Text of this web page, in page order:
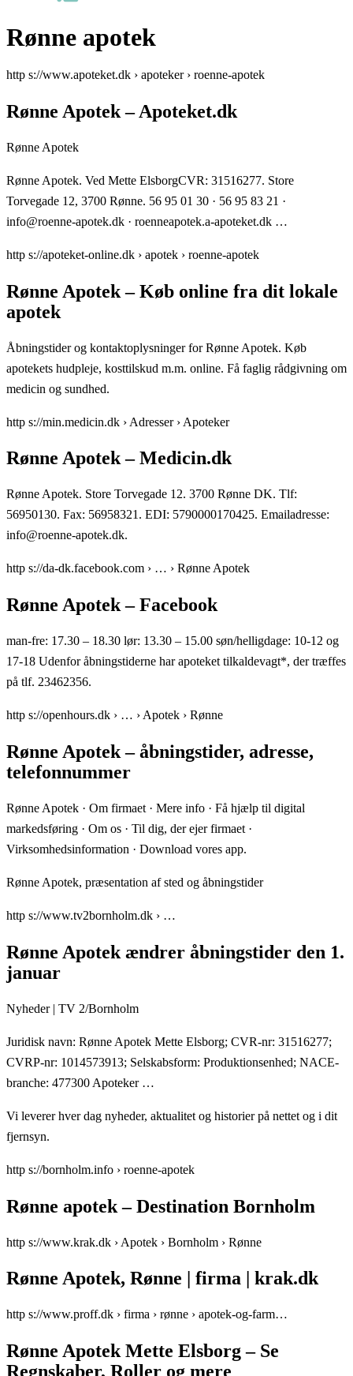
Rønne apotek
http s://www.apoteket.dk › apoteker › roenne-apotek
Rønne Apotek – Apoteket.dk
Rønne Apotek
Rønne Apotek. Ved Mette ElsborgCVR: 31516277. Store
Torvegade 12, 3700 Rønne. 56 95 01 30 · 56 95 83 21 ·
info@roenne-apotek.dk · roenneapotek.a-apoteket.dk …
http s://apoteket-online.dk › apotek › roenne-apotek
Rønne Apotek – Køb online fra dit lokale
apotek
Åbningstider og kontaktoplysninger for Rønne Apotek. Køb
apotekets hudpleje, kosttilskud m.m. online. Få faglig rådgivning om
medicin og sundhed.
http s://min.medicin.dk › Adresser › Apoteker
Rønne Apotek – Medicin.dk
Rønne Apotek. Store Torvegade 12. 3700 Rønne DK. Tlf:
56950130. Fax: 56958321. EDI: 5790000170425. Emailadresse:
info@roenne-apotek.dk.
http s://da-dk.facebook.com › … › Rønne Apotek
Rønne Apotek – Facebook
man-fre: 17.30 – 18.30 lør: 13.30 – 15.00 søn/helligdage: 10-12 og
17-18 Udenfor åbningstiderne har apoteket tilkaldevagt*, der træffes
på tlf. 23462356.
http s://openhours.dk › … › Apotek › Rønne
Rønne Apotek – åbningstider, adresse,
telefonnummer
Rønne Apotek · Om firmaet · Mere info · Få hjælp til digital
markedsføring · Om os · Til dig, der ejer firmaet ·
Virksomhedsinformation · Download vores app.
Rønne Apotek, præsentation af sted og åbningstider
http s://www.tv2bornholm.dk › …
Rønne Apotek ændrer åbningstider den 1.
januar
Nyheder | TV 2/Bornholm
Juridisk navn: Rønne Apotek Mette Elsborg; CVR-nr: 31516277;
CVRP-nr: 1014573913; Selskabsform: Produktionsenhed; NACE-
branche: 477300 Apoteker …
Vi leverer hver dag nyheder, aktualitet og historier på nettet og i dit
fjernsyn.
http s://bornholm.info › roenne-apotek
Rønne apotek – Destination Bornholm
http s://www.krak.dk › Apotek › Bornholm › Rønne
Rønne Apotek, Rønne | firma | krak.dk
http s://www.proff.dk › firma › rønne › apotek-og-farm…
Rønne Apotek Mette Elsborg – Se
Regnskaber, Roller og mere